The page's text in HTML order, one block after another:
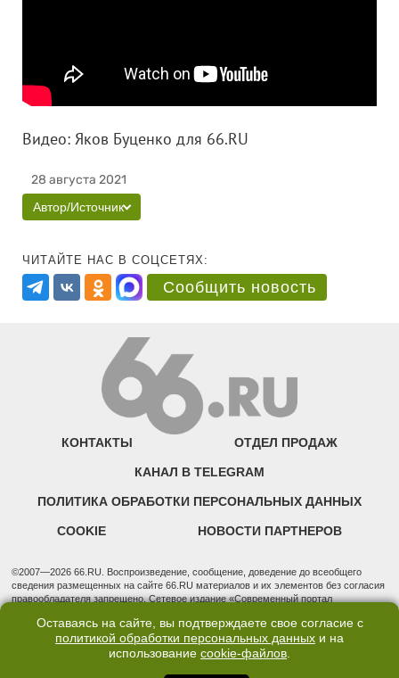
Видео: Яков Буценко для 66.RU
28 августа 2021
Автор/Источник
ЧИТАЙТЕ НАС В СОЦСЕТЯХ:
Сообщить новость
КОНТАКТЫ ОТДЕЛ ПРОДАЖ
КАНАЛ В TELEGRAM
ПОЛИТИКА ОБРАБОТКИ ПЕРСОНАЛЬНЫХ ДАННЫХ
COOKIE НОВОСТИ ПАРТНЕРОВ
©2007—2026 66.RU. Воспроизведение, сообщение, доведение до всеобщего
сведения размещенных на сайте 66.RU материалов и их элементов без согласия
правообладателя запрещено. Сетевое издание «Современный портал
надзору в сфере связи, информационных технологий и массовых коммуникаций
(Роскомнадзор). Регистрационный номер ЭЛ № ФС 77 - 76634 от 02.09.2019
Учредитель: Общество с ограниченной ответственностью "66.ру". Юридический
Оставаясь на сайте, вы подтверждаете свое согласие с
политикой обработки персональных данных и на
использование cookie-файлов.